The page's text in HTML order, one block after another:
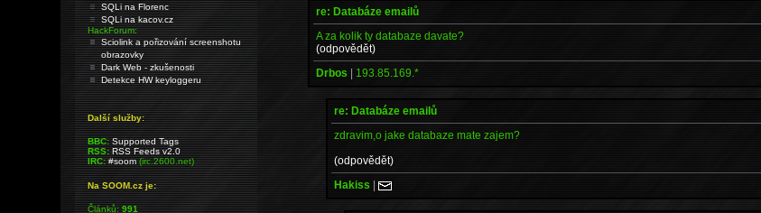
re: Databáze emailů
A za kolik ty databaze davate?
(odpovědět)
Drbos | 193.85.169.*
re: Databáze emailů
zdravim,o jake databaze mate zajem?
(odpovědět)
Hakiss |
SQLi na Florenc
SQLi na kacov.cz
HackForum:
Sciolink a pořizování screenshotu
obrazovky
Dark Web - zkušenosti
Detekce HW keyloggeru
Další služby:
BBC: Supported Tags
RSS: RSS Feeds v2.0
IRC: #soom(irc.2600.net)
Na SOOM.cz je:
Článků:991